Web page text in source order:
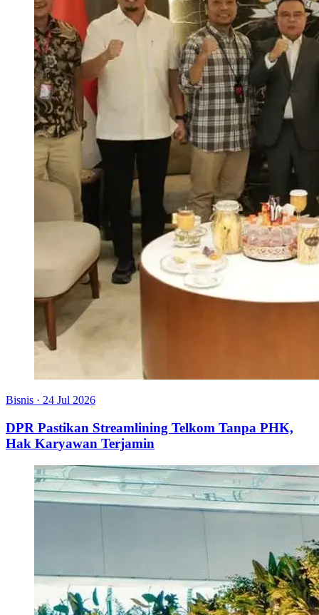
Bisnis · 24 Jul 2026
DPR Pastikan Streamlining Telkom Tanpa PHK,
Hak Karyawan Terjamin